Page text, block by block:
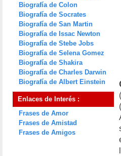
Biografía de Colon
Biografía de Socrates
Biografía de San Martin
Biografía de Issac Newton
Biografía de Stebe Jobs
Biografía de Selena Gomez
Biografía de Shakira
Biografía de Charles Darwin
Biografía de Albert Einstein
Enlaces de Interés :
Frases de Amor
Frases de Amistad
Frases de Amigos